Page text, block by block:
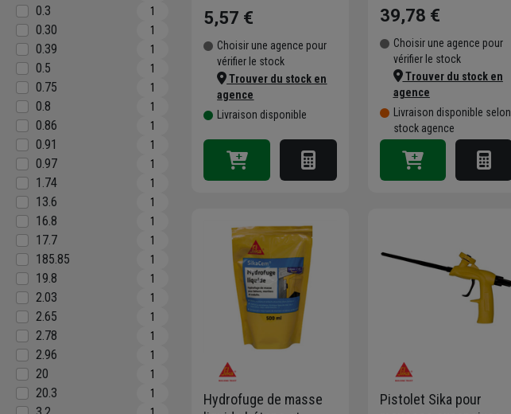
0.3 1
0.30 1
0.39 1
0.5 1
0.75 1
0.8 1
0.86 1
0.91 1
0.97 1
1.74 1
13.6 1
16.8 1
17.7 1
185.85 1
19.8 1
2.03 1
2.65 1
2.78 1
2.96 1
20 1
20.3 1
5,57 €
Choisir une agence pour
vérifier le stock
Trouver du stock en
agence
Livraison disponible
39,78 €
Choisir une agence pour
vérifier le stock
Trouver du stock en
agence
Livraison disponible selon
stock agence
Hydrofuge de masse
Pistolet Sika pour